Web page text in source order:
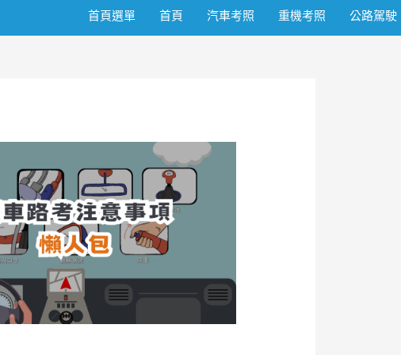
首頁選單 首頁 汽車考照 重機考照 公路駕駛